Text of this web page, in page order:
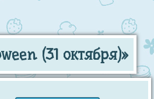
(31 октября)»